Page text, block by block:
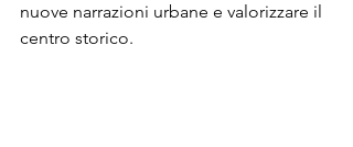
nuove narrazioni urbane e valorizzare il
centro storico.